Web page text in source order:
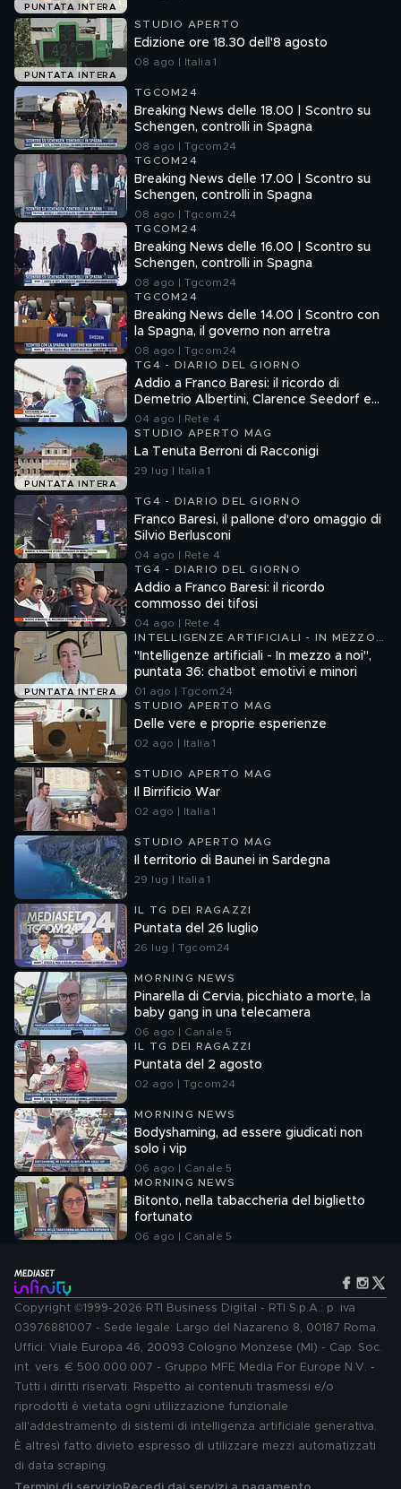
PUNTATA INTERA
PUNTATA INTERA
STUDIO APERTO
Edizione ore 18.30 dell'8 agosto
08 ago | Italia 1
TGCOM24
Breaking News delle 18.00 | Scontro su
Schengen, controlli in Spagna
08 ago | Tgcom24
TGCOM24
Breaking News delle 17.00 | Scontro su
Schengen, controlli in Spagna
08 ago | Tgcom24
TGCOM24
Breaking News delle 16.00 | Scontro su
Schengen, controlli in Spagna
08 ago | Tgcom24
TGCOM24
Breaking News delle 14.00 | Scontro con
la Spagna, il governo non arretra
08 ago | Tgcom24
TG4 - DIARIO DEL GIORNO
Addio a Franco Baresi: il ricordo di
Demetrio Albertini, Clarence Seedorf e
Giovanni Galli
04 ago | Rete 4
PUNTATA INTERA
STUDIO APERTO MAG
La Tenuta Berroni di Racconigi
29 lug | Italia 1
TG4 - DIARIO DEL GIORNO
Franco Baresi, il pallone d'oro omaggio di
Silvio Berlusconi
04 ago | Rete 4
TG4 - DIARIO DEL GIORNO
Addio a Franco Baresi: il ricordo
commosso dei tifosi
04 ago | Rete 4
PUNTATA INTERA
INTELLIGENZE ARTIFICIALI - IN MEZZO
A NOI
"Intelligenze artificiali - In mezzo a noi",
puntata 36: chatbot emotivi e minori
01 ago | Tgcom24
STUDIO APERTO MAG
Delle vere e proprie esperienze
02 ago | Italia 1
STUDIO APERTO MAG
Il Birrificio War
02 ago | Italia 1
STUDIO APERTO MAG
Il territorio di Baunei in Sardegna
29 lug | Italia 1
IL TG DEI RAGAZZI
Puntata del 26 luglio
26 lug | Tgcom24
MORNING NEWS
Pinarella di Cervia, picchiato a morte, la
baby gang in una telecamera
06 ago | Canale 5
IL TG DEI RAGAZZI
Puntata del 2 agosto
02 ago | Tgcom24
MORNING NEWS
Bodyshaming, ad essere giudicati non
solo i vip
06 ago | Canale 5
MORNING NEWS
Bitonto, nella tabaccheria del biglietto
fortunato
06 ago | Canale 5
Copyright ©1999-2026 RTI Business Digital - RTI S.p.A.: p. iva
03976881007 - Sede legale: Largo del Nazareno 8, 00187 Roma.
Uffici: Viale Europa 46, 20093 Cologno Monzese (MI) - Cap. Soc.
int. vers. € 500.000.007 - Gruppo MFE Media For Europe N.V. -
Tutti i diritti riservati. Rispetto ai contenuti trasmessi e/o
riprodotti è vietata ogni utilizzazione funzionale
all'addestramento di sistemi di intelligenza artificiale generativa.
È altresì fatto divieto espresso di utilizzare mezzi automatizzati
di data scraping.